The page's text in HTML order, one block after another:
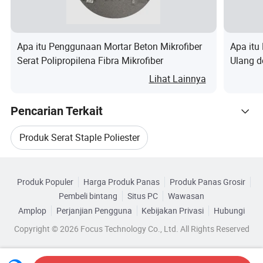
kualitasnya. Dan perusahaan kami memiliki sistem
masalah setelah penjualan bagi pelanggan pada saat
yang tepat, untuk mencapai layanan produk dua arah,
memenangkan kepercayaan dan pengakuan pelanggan
seluruh dunia.
Keunggulan inovasi teknologi
pengembangan teknis profesional, selalu berkomitmen
pada inovasi dan optimalisasi produk, meluncurkan
Apa itu Penggunaan Mortar Beton Mikrofiber
Serat Polipropilena Fibra Mikrofiber
Lihat Lainnya
Apa itu
Ulang
Pencarian Terkait
Produk Serat Staple Poliester
Serat Stapel Poliester Benang
Serat Kimia Stapel Poliester
Produk Populer Harga Produk Panas
Produk Panas Grosir
Pembeli bintang
Situs PC
Wawasan
Amplop
Perjanjian Pengguna Kebijakan Privasi
Hubungi
Copyright © 2026 Focus Technology Co., Ltd. All Rights Reserved